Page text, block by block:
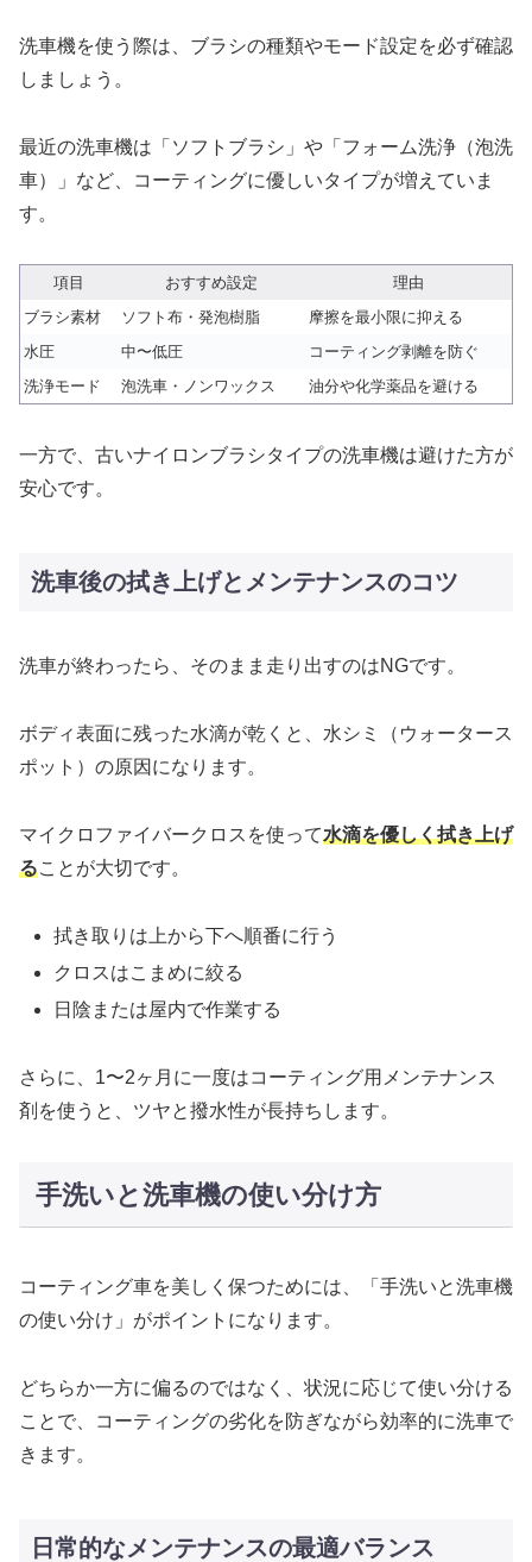
洗車機を使う際は、ブラシの種類やモード設定を必ず確認
しましょう。
最近の洗車機は「ソフトブラシ」や「フォーム洗浄（泡洗
車）」など、コーティングに優しいタイプが増えていま
す。
項目 おすすめ設定
理由
ブラシ素材
ソフト布・発泡樹脂
摩擦を最小限に抑える
水圧
中〜低圧
コーティング剥離を防ぐ
洗浄モード
泡洗車・ノンワックス 油分や化学薬品を避ける
一方で、古いナイロンブラシタイプの洗車機は避けた方が
安心です。
洗車後の拭き上げとメンテナンスのコツ
洗車が終わったら、そのまま走り出すのはNGです。
ボディ表面に残った水滴が乾くと、水シミ（ウォータース
ポット）の原因になります。
マイクロファイバークロスを使って水滴を優しく拭き上げ
ることが大切です。
拭き取りは上から下へ順番に行う
クロスはこまめに絞る
日陰または屋内で作業する
さらに、1〜2ヶ月に一度はコーティング用メンテナンス
剤を使うと、ツヤと撥水性が長持ちします。
手洗いと洗車機の使い分け方
コーティング車を美しく保つためには、「手洗いと洗車機
の使い分け」がポイントになります。
どちらか一方に偏るのではなく、状況に応じて使い分ける
ことで、コーティングの劣化を防ぎながら効率的に洗車で
きます。
日常的なメンテナンスの最適バランス